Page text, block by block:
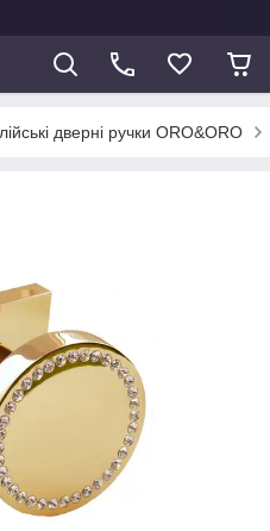
дверні ручки ORO&ORO